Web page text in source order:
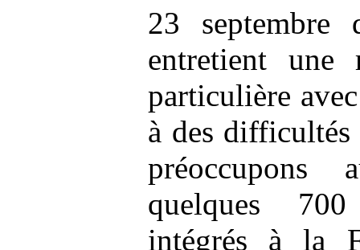
23 septembre
entretient
particulière
à des difficultés
quelques
intégrés à la